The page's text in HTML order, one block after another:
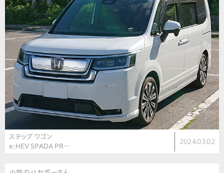
ステップ ワゴン
e:HEV SPADA PR…
2024.03.02